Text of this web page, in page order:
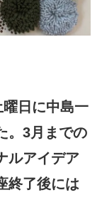
日に中島一
。3月までの
ルアイデア
終了後には